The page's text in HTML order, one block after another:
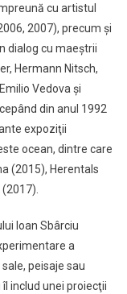
cu artistul
2007), precum şi
dialog cu maeştrii
Hermann Nitsch,
Vedova şi
din anul 1992
expoziţii
ocean, dintre care
(2015), Herentals
Ioan Sbârciu
a
peisaje sau
includ unei proiecţii